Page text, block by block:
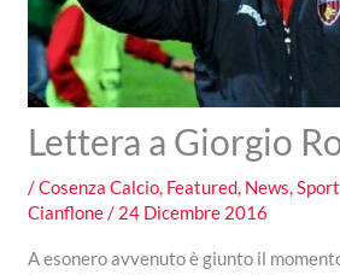
Lettera a Giorgio
/Cosenza Calcio, Featured, News,Sport
Cianflone/ 24 Dicembre 2016
A esonero avvenuto è giunto il